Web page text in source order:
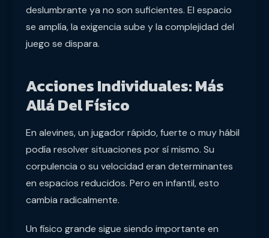
deslumbrante ya no son suficientes. El espacio
se amplía, la exigencia sube y la complejidad del
juego se dispara.
Acciones Individuales: Más
Allá Del Físico
En alevines, un jugador rápido, fuerte o muy hábil
podía resolver situaciones por sí mismo. Su
corpulencia o su velocidad eran determinantes
en espacios reducidos. Pero en infantil, esto
cambia radicalmente.
Un físico grande sigue siendo importante en